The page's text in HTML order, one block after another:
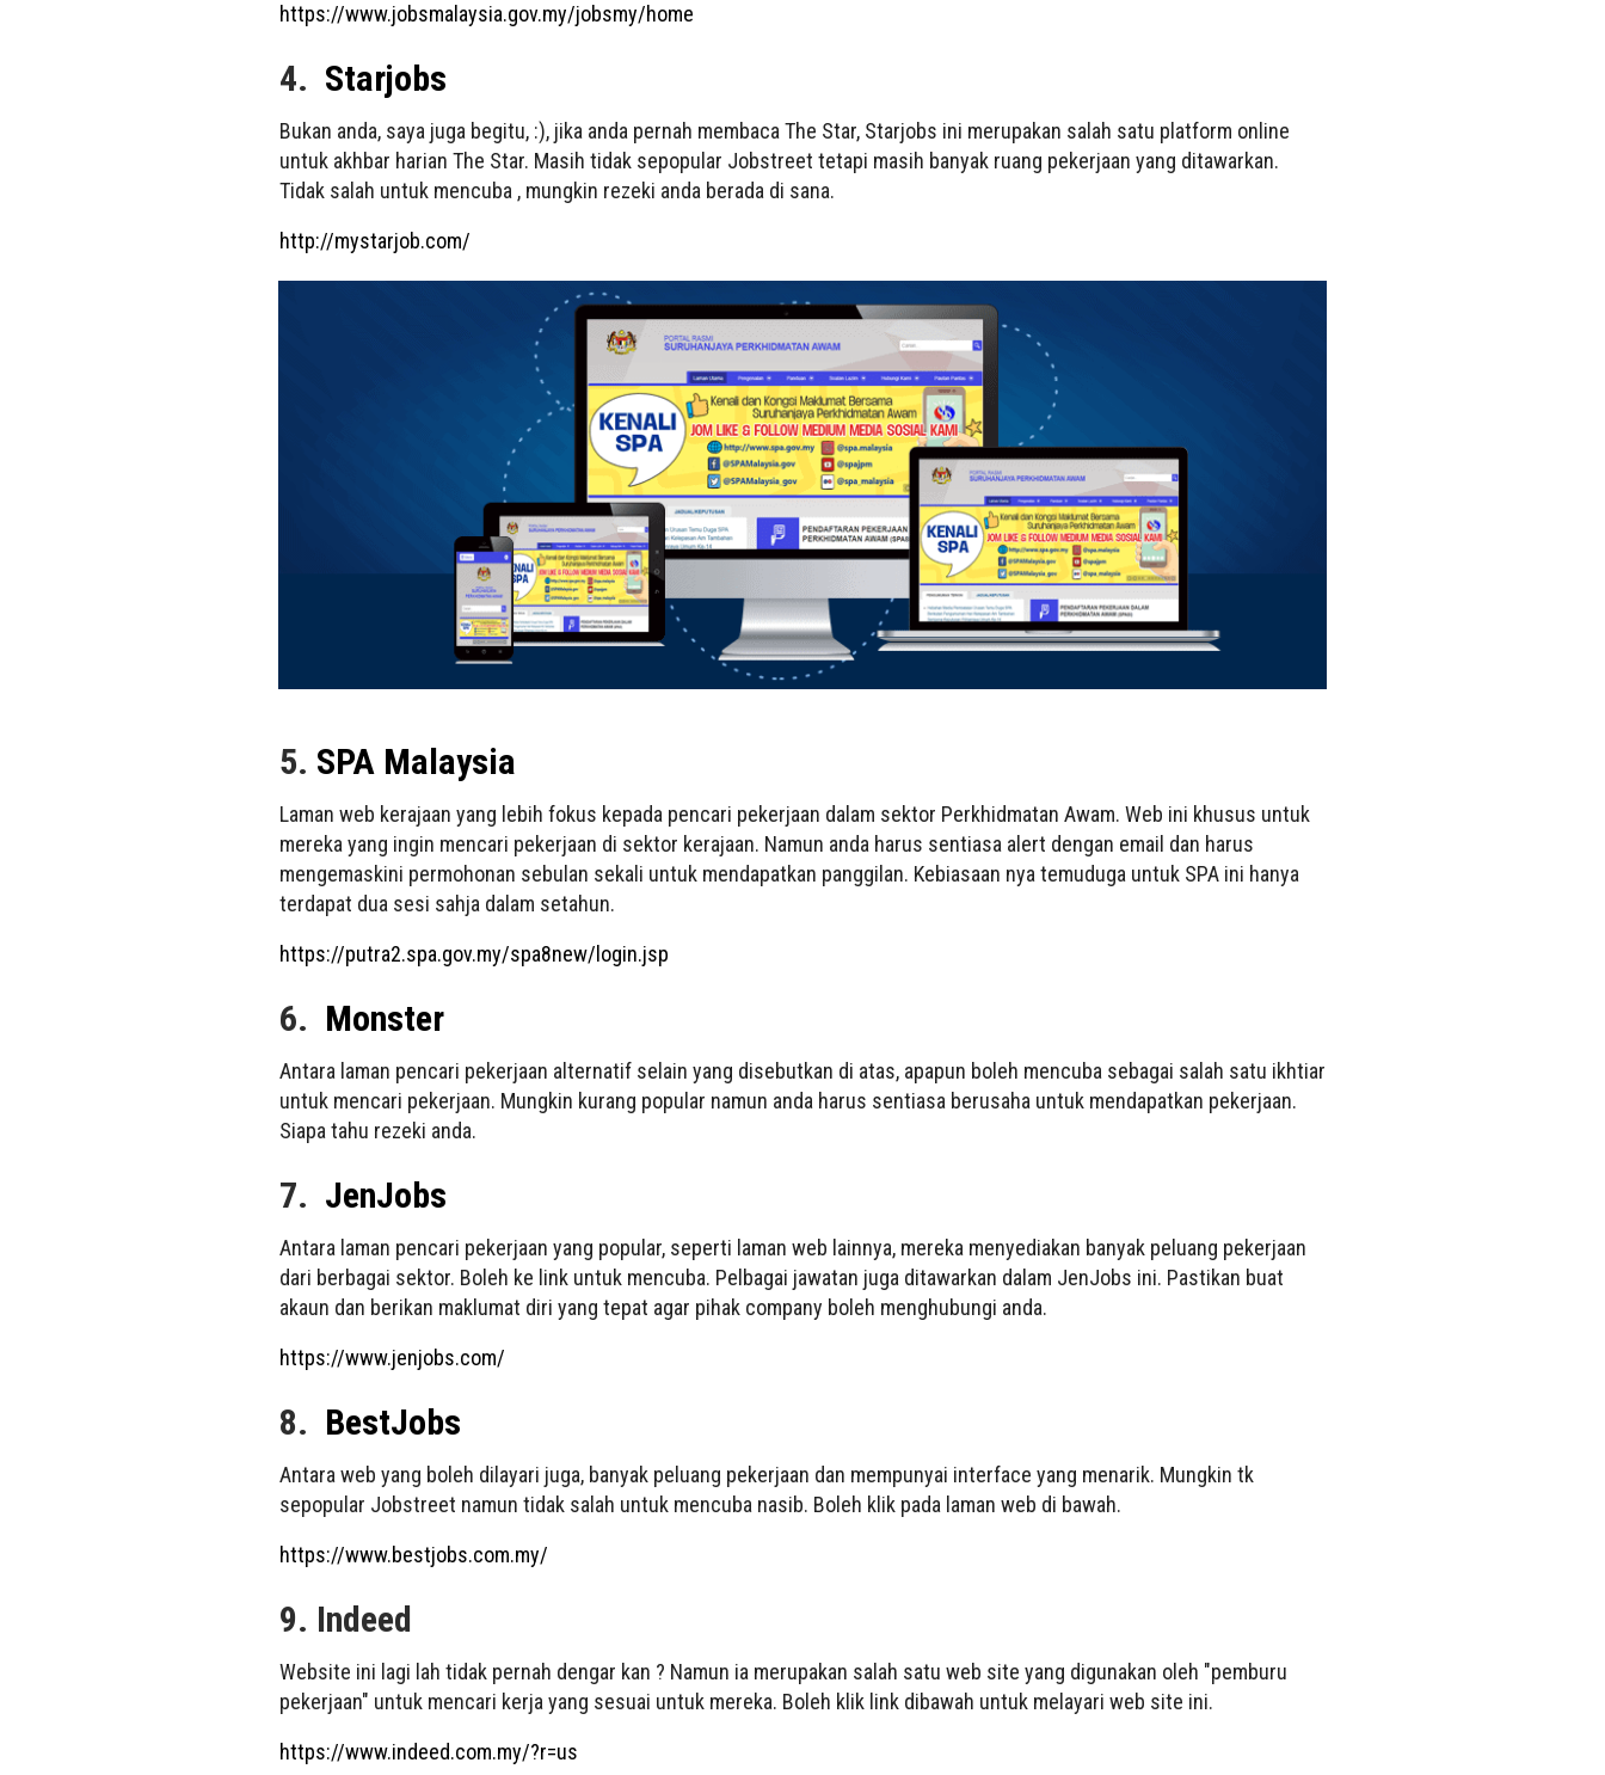
https://www.jobsmalaysia.gov.my/jobsmy/home
4. Starjobs
Bukan anda, saya juga begitu, :), jika anda pernah membaca The Star, Starjobs ini merupakan salah satu platform online
untuk akhbar harian The Star. Masih tidak sepopular Jobstreet tetapi masih banyak ruang pekerjaan yang ditawarkan.
Tidak salah untuk mencuba , mungkin rezeki anda berada di sana.
http://mystarjob.com/
5. SPA Malaysia
Laman web kerajaan yang lebih fokus kepada pencari pekerjaan dalam sektor Perkhidmatan Awam. Web ini khusus untuk
mereka yang ingin mencari pekerjaan di sektor kerajaan. Namun anda harus sentiasa alert dengan email dan harus
mengemaskini permohonan sebulan sekali untuk mendapatkan panggilan. Kebiasaan nya temuduga untuk SPA ini hanya
terdapat dua sesi sahja dalam setahun.
https://putra2.spa.gov.my/spa8new/login.jsp
6. Monster
Antara laman pencari pekerjaan alternatif selain yang disebutkan di atas, apapun boleh mencuba sebagai salah satu ikhtiar
untuk mencari pekerjaan. Mungkin kurang popular namun anda harus sentiasa berusaha untuk mendapatkan pekerjaan.
Siapa tahu rezeki anda.
7. JenJobs
Antara laman pencari pekerjaan yang popular, seperti laman web lainnya, mereka menyediakan banyak peluang pekerjaan
dari berbagai sektor. Boleh ke link untuk mencuba. Pelbagai jawatan juga ditawarkan dalam JenJobs ini. Pastikan buat
akaun dan berikan maklumat diri yang tepat agar pihak company boleh menghubungi anda.
https://www.jenjobs.com/
8. BestJobs
Antara web yang boleh dilayari juga, banyak peluang pekerjaan dan mempunyai interface yang menarik. Mungkin tk
sepopular Jobstreet namun tidak salah untuk mencuba nasib. Boleh klik pada laman web di bawah.
https://www.bestjobs.com.my/
9. Indeed
Website ini lagi lah tidak pernah dengar kan ? Namun ia merupakan salah satu web site yang digunakan oleh "pemburu
pekerjaan" untuk mencari kerja yang sesuai untuk mereka. Boleh klik link dibawah untuk melayari web site ini.
https://www.indeed.com.my/?r=us